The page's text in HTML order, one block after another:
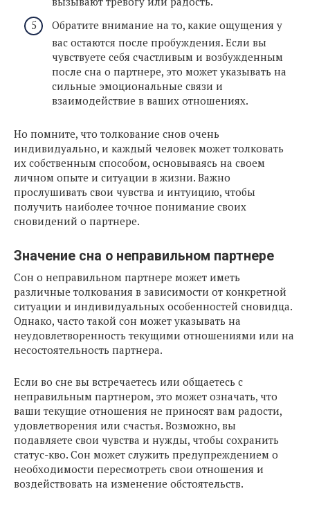
Обратите внимание на то, какие ощущения у
вас остаются после пробуждения. Если вы
чувствуете себя счастливым и возбужденным
после сна о партнере, это может указывать на
сильные эмоциональные связи и
взаимодействие в ваших отношениях.
Но помните, что толкование снов очень
индивидуально, и каждый человек может толковать
их собственным способом, основываясь на своем
личном опыте и ситуации в жизни. Важно
прослушивать свои чувства и интуицию, чтобы
получить наиболее точное понимание своих
сновидений о партнере.
Значение сна о неправильном партнере
Сон о неправильном партнере может иметь
различные толкования в зависимости от конкретной
ситуации и индивидуальных особенностей сновидца.
Однако, часто такой сон может указывать на
неудовлетворенность текущими отношениями или на
несостоятельность партнера.
Если во сне вы встречаетесь или общаетесь с
неправильным партнером, это может означать, что
ваши текущие отношения не приносят вам радости,
удовлетворения или счастья. Возможно, вы
подавляете свои чувства и нужды, чтобы сохранить
статус-кво. Сон может служить предупреждением о
необходимости пересмотреть свои отношения и
воздействовать на изменение обстоятельств.